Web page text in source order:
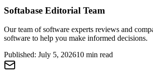
Softabase Editorial Team
Our team of software experts reviews and
software to help you make informed decisions.
Published: July 5, 202610 min read